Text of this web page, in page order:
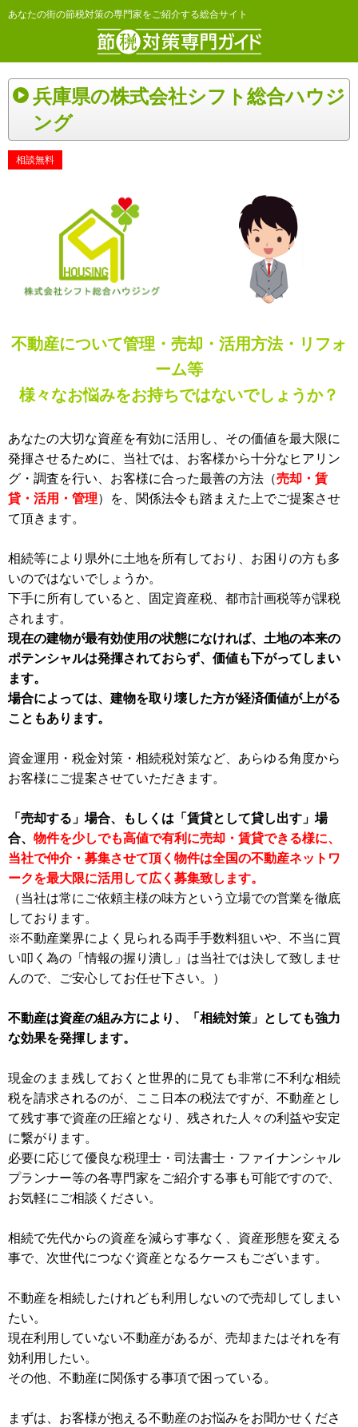
あなたの街の節税対策の専門家をご紹介する総合サイト
兵庫県の株式会社シフト総合ハウジ
ング
相談無料
不動産について管理・売却・活用方法・リフォ
ーム等
様々なお悩みをお持ちではないでしょうか？
あなたの大切な資産を有効に活用し、その価値を最大限に
発揮させるために、当社では、お客様から十分なヒアリン
グ・調査を行い、お客様に合った最善の方法（売却・賃
貸・活用・管理）を、関係法令も踏まえた上でご提案させ
て頂きます。
相続等により県外に土地を所有しており、お困りの方も多
いのではないでしょうか。
下手に所有していると、固定資産税、都市計画税等が課税
されます。
現在の建物が最有効使用の状態になければ、土地の本来の
ポテンシャルは発揮されておらず、価値も下がってしまい
ます。
場合によっては、建物を取り壊した方が経済価値が上がる
こともあります。
資金運用・税金対策・相続税対策など、あらゆる角度から
お客様にご提案させていただきます。
「売却する」場合、もしくは「賃貸として貸し出す」場
合、 物件を少しでも高値で有利に売却・賃貸できる様に、
当社で仲介・募集させて頂く物件は全国の不動産ネットワ
ークを最大限に活用して広く募集致します。
（当社は常にご依頼主様の味方という立場での営業を徹底
しております。
※不動産業界によく見られる両手手数料狙いや、不当に買
い叩く為の「情報の握り潰し」は当社では決して致しませ
んので、ご安心してお任せ下さい。）
不動産は資産の組み方により、「相続対策」としても強力
な効果を発揮します。
現金のまま残しておくと世界的に見ても非常に不利な相続
税を請求されるのが、ここ日本の税法ですが、不動産とし
て残す事で資産の圧縮となり、残された人々の利益や安定
に繋がります。
必要に応じて優良な税理士・司法書士・ファイナンシャル
プランナー等の各専門家をご紹介する事も可能ですので、
お気軽にご相談ください。
相続で先代からの資産を減らす事なく、資産形態を変える
事で、次世代につなぐ資産となるケースもございます。
不動産を相続したけれども利用しないので売却してしまい
たい。
現在利用していない不動産があるが、売却またはそれを有
効利用したい。
その他、不動産に関係する事項で困っている。
まずは、お客様が抱える不動産のお悩みをお聞かせくださ